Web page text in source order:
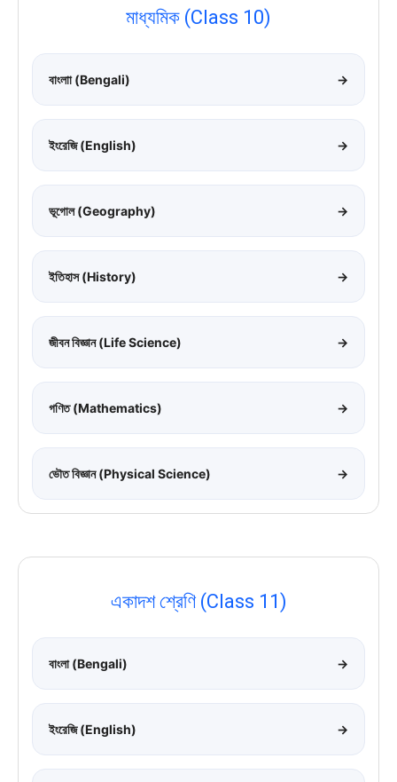
মাধ্যমিক (Class 10)
বাংলাা (Bengali) →
ইংরেজি (English) →
ভূগোল (Geography) →
ইতিহাস (History) →
জীবন বিজ্ঞান (Life Science) →
গণিত (Mathematics) →
ভৌত বিজ্ঞান (Physical Science) →
একাদশ শ্রেণি (Class 11)
বাংলা (Bengali) →
ইংরেজি (English) →